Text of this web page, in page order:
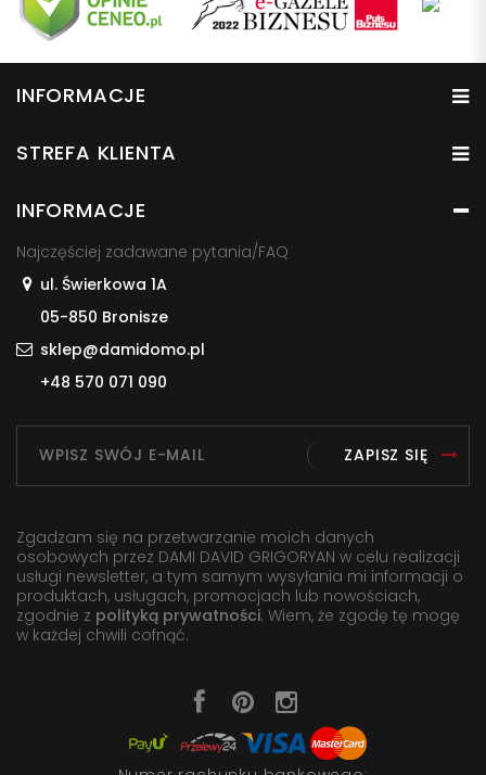
INFORMACJE
STREFA KLIENTA
INFORMACJE
Najczęściej zadawane pytania/FAQ
ul. Świerkowa 1A
05-850 Bronisze
sklep@damidomo.pl
+48 570 071 090
ZAPISZ SIĘ
Zgadzam się na przetwarzanie moich danych
osobowych przez DAMI DAVID GRIGORYAN w celu realizacji
usługi newsletter, a tym samym wysyłania mi informacji o
produktach, usługach, promocjach lub nowościach,
zgodnie z polityką prywatności. Wiem, że zgodę tę mogę
w każdej chwili cofnąć.